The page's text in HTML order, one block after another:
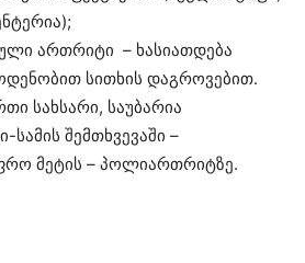
– ხასიათდება
სითხის დაგროვებით.
სახსარი, საუბარია
შემთხვევაში –
მეტის – პოლიართრიტზე.